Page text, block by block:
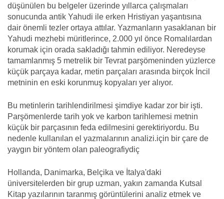
düşünülen bu belgeler üzerinde yıllarca çalışmaları
sonucunda antik Yahudi ile erken Hristiyan yaşantısına
dair önemli tezler ortaya attılar. Yazmanların yasaklanan bir
Yahudi mezhebi müritlerince, 2.000 yıl önce Romalılardan
korumak için orada sakladığı tahmin ediliyor. Neredeyse
tamamlanmış 5 metrelik bir Tevrat parşömeninden yüzlerce
küçük parçaya kadar, metin parçaları arasında birçok İncil
metninin en eski korunmuş kopyaları yer alıyor.
Bu metinlerin tarihlendirilmesi şimdiye kadar zor bir işti.
Parşömenlerde tarih yok ve karbon tarihlemesi metnin
küçük bir parçasının feda edilmesini gerektiriyordu. Bu
nedenle kullanılan el yazmalarının analizi.için bir çare de
yaygın bir yöntem olan paleografiydiç
Hollanda, Danimarka, Belçika ve İtalya'daki
üniversitelerden bir grup uzman, yakın zamanda Kutsal
Kitap yazılarının taranmış görüntülerini analiz etmek ve